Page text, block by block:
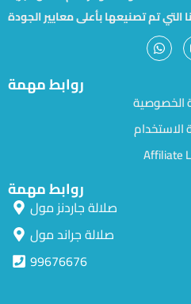
التي تم تصنيعها بأعلى معايير الجودة
روابط مهمة
الخصوصية
Affiliate
روابط مهمة
صلالة جاردنز مول
صلالة جراند مول
99676676